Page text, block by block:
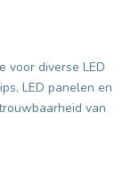
voor diverse LED
LED panelen en
van